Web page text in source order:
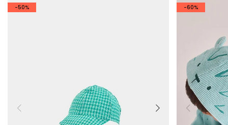
-50% -60%